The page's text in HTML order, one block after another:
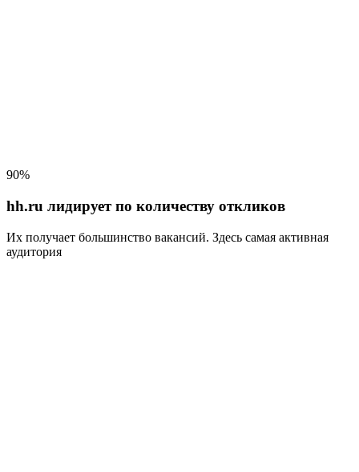
90%
hh.ru лидирует по количеству откликов
Их получает большинство вакансий. Здесь самая активная
аудитория